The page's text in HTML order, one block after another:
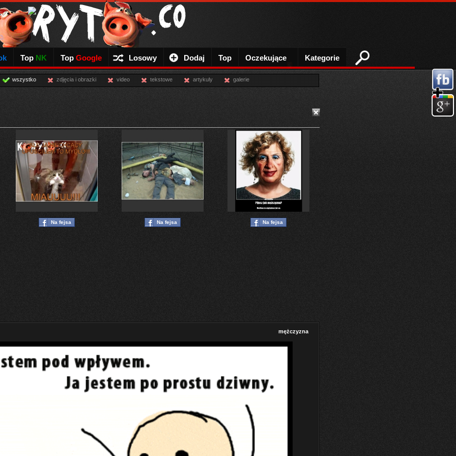
Top NK Top Google Losowy Dodaj Top Oczekujące
5
Kategorie
wszystko zdjęcia i obrazki video tekstowe artykuly galerie
Na fejsa Na fejsa Na fejsa
mężczyzna